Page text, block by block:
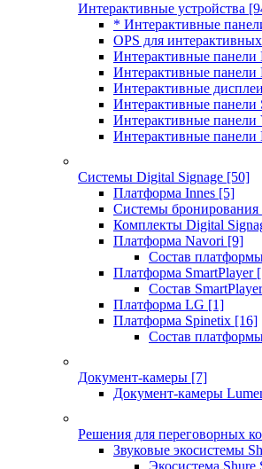
Интерактивные устройства
* Интерактивные
OPS для
Интерактивные панели
Интерактивные панели
Интерактивные
Интерактивные панели
Интерактивные панели
Интерактивные панели
Системы Digital Signage [50]
Платформа Innes [5]
Системы
Комплекты Digital
Платформа Navori [9]
Состав
Платформа SmartPlayer
Состав
Платформа LG [1]
Платформа Spinetix [16]
Состав
Документ-камеры [7]
Документ-камеры
Решения для переговорных
Звуковые экосистемы
Экосистема Shure